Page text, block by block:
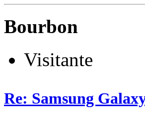
Bourbon
Visitante
Re: Samsung